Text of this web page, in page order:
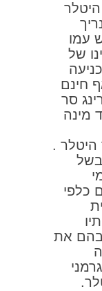
היטלר
עמו
של
חינם
סר
מינה
היטלר .
בשל
כלפי
בהם את